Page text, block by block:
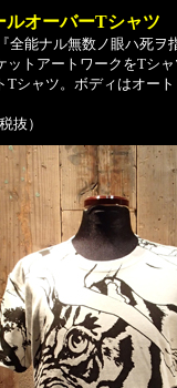
ルオーバーTシャツ
全能ナル無数ノ眼ハ死ヲ
ットアートワークをTシ
Tシャツ。ボディはオー
抜）